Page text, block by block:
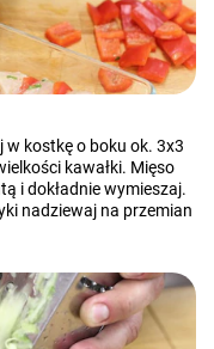
w kostkę o boku ok. 3x3
kawałki. Mięso
i dokładnie wymieszaj.
nadziewaj na przemian